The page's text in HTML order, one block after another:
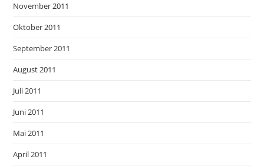
November 2011
Oktober 2011
September 2011
August 2011
Juli 2011
Juni 2011
Mai 2011
April 2011